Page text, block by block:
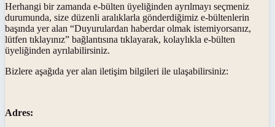
Herhangi bir zamanda e-bülten üyeliğinden ayrılmayı seçmeniz
durumunda, size düzenli aralıklarla gönderdiğimiz e-bültenlerin
başında yer alan “Duyurulardan haberdar olmak istemiyorsanız,
lütfen tıklayınız” bağlantısına tıklayarak, kolaylıkla e-bülten
üyeliğinden ayrılabilirsiniz.
Bizlere aşağıda yer alan iletişim bilgileri ile ulaşabilirsiniz:
Adres: